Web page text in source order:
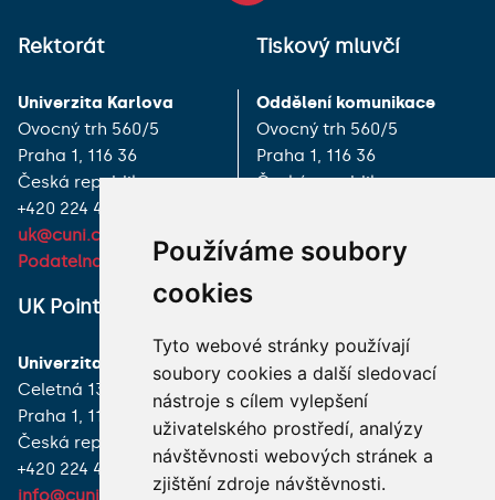
Používáme soubory
cookies
Tyto webové stránky používají
soubory cookies a další sledovací
nástroje s cílem vylepšení
uživatelského prostředí, analýzy
návštěvnosti webových stránek a
zjištění zdroje návštěvnosti.
Rektorát
Univerzita Karlova
Ovocný trh 560/5
Praha 1, 116 36
Česká republika
+420 224 491 111
uk@cuni.cz
Podatelna
Tiskový mluvčí
Oddělení komunikace
Ovocný trh 560/5
Praha 1, 116 36
Česká republika
Tiskové zprávy
UK Point
Univerzita Karlova
Celetná 13
Praha 1, 116 36
Česká republika
+420 224 491 850
info@cuni.cz
MÁM DOTAZ
JAK K NÁM?